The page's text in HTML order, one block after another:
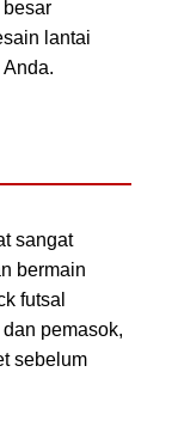
lantai
sangat
bermain
futsal
pemasok,
sebelum